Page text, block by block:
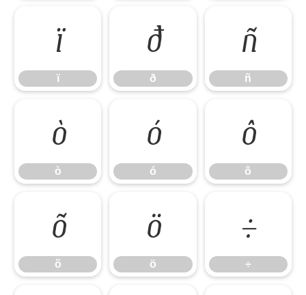
ï
ï
ð
ð
ñ
ñ
ò
ò
ó
ó
ô
ô
õ
õ
ö
ö
÷
÷